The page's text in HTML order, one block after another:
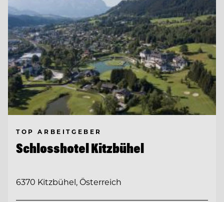
TOP ARBEITGEBER
Schlosshotel Kitzbühel
6370 Kitzbühel, Österreich